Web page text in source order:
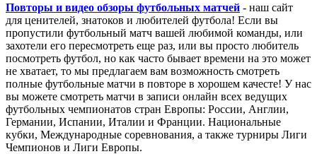
Повторы и видео обзоры футбольных матчей - наш сайт
для ценителей, знатоков и любителей футбола! Если вы
пропустили футбольный матч вашей любимой команды, или
захотели его пересмотреть еще раз, или вы просто любитель
посмотреть футбол, но как часто бывает времени на это может
не хватает, то мы предлагаем вам возможность смотреть
полные футбольные матчи в повторе в хорошем качесте! У нас
вы можете смотреть матчи в записи онлайн всех ведущих
футбольных чемпионатов стран Европы: России, Англии,
Германии, Испании, Италии и Франции. Национальные
кубки, Международные соревнования, а также турниры Лиги
Чемпионов и Лиги Европы.